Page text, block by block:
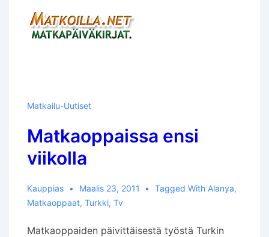
Matkailu-Uutiset
Matkaoppaissa ensi
viikolla
Kauppias Maalis 23, 2011 Tagged With Alanya,
Matkaoppaat, Turkki, Tv
Matkaoppaiden päivittäisestä työstä Turkin